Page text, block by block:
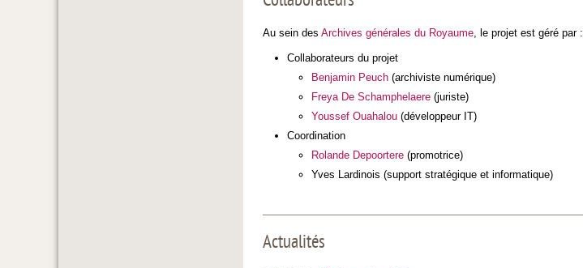
Au sein des Archives générales du Royaume , le projet est géré par :
Collaborateurs du projet
Benjamin Peuch (archiviste numérique)
Freya De Schamphelaere (juriste)
Youssef Ouahalou (développeur IT)
Coordination
Rolande Depoortere (promotrice)
Yves Lardinois (support stratégique et informatique)
Actualités